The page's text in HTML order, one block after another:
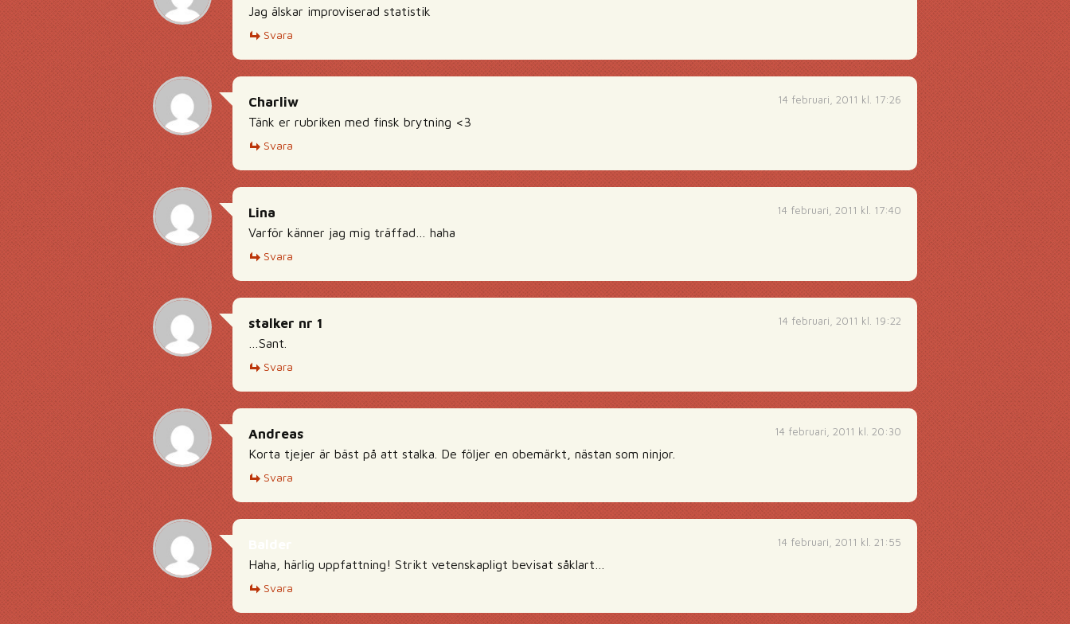
Jag älskar improviserad statistik
Svara
14 februari, 2011 kl. 17:26
Charliw
Tänk er rubriken med finsk brytning <3
Svara
14 februari, 2011 kl. 17:40
Lina
Varför känner jag mig träffad… haha
Svara
14 februari, 2011 kl. 19:22
stalker nr 1
…Sant.
Svara
14 februari, 2011 kl. 20:30
Andreas
Korta tjejer är bäst på att stalka. De följer en obemärkt, nästan som ninjor.
Svara
14 februari, 2011 kl. 21:55
Haha, härlig uppfattning! Strikt vetenskapligt bevisat såklart…
Svara